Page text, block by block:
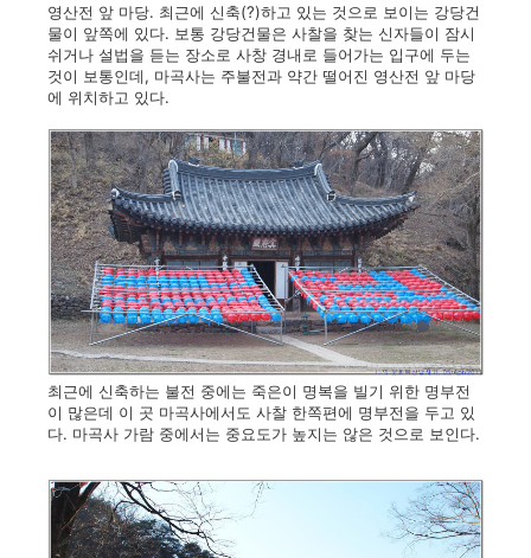
영산전 앞 마당. 최근에 신축(?)하고 있는 것으로 보이는 강당건
물이 앞쪽에 있다. 보통 강당건물은 사찰을 찾는 신자들이 잠시
쉬거나 설법을 듣는 장소로 사창 경내로 들어가는 입구에 두는
것이 보통인데, 마곡사는 주불전과 약간 떨어진 영산전 앞 마당
에 위치하고 있다.
최근에 신축하는 불전 중에는 죽은이 명복을 빌기 위한 명부전
이 많은데 이 곳 마곡사에서도 사찰 한쪽편에 명부전을 두고 있
다. 마곡사 가람 중에서는 중요도가 높지는 않은 것으로 보인다.